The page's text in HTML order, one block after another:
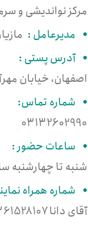
مرکز نواندیشی و
مدیرعامل :
آدرس پستی :
اصفهان، خیابان مهرآباد، کوچه 13، پلاک
شماره تماس:
03132602990
ساعات حضور :
شنبه تا چهارشنبه ساعت 08:30
شماره همراه
آقای دانا 09361528107